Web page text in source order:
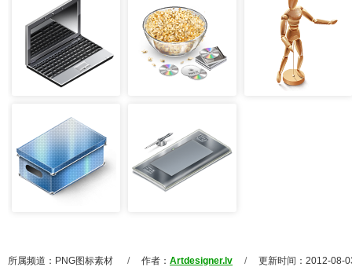
所属频道： PNG图标素材 / 作者： Artdesigner.lv / 更新时间：2012-08-